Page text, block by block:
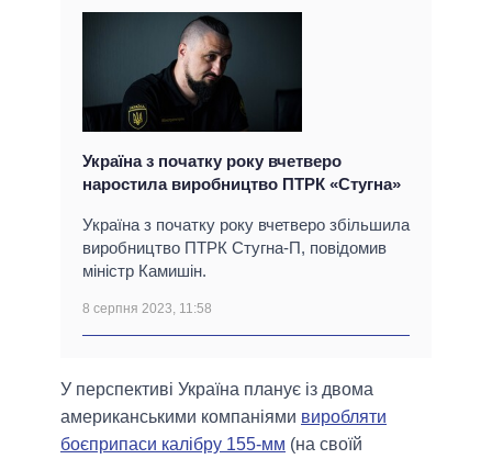
Україна з початку року вчетверо
наростила виробництво ПТРК «Стугна»
Україна з початку року вчетверо збільшила
виробництво ПТРК Стугна-П, повідомив
міністр Камишін.
8 серпня 2023, 11:58
У перспективі Україна планує із двома
американськими компаніями виробляти
боєприпаси калібру 155-мм (на своїй